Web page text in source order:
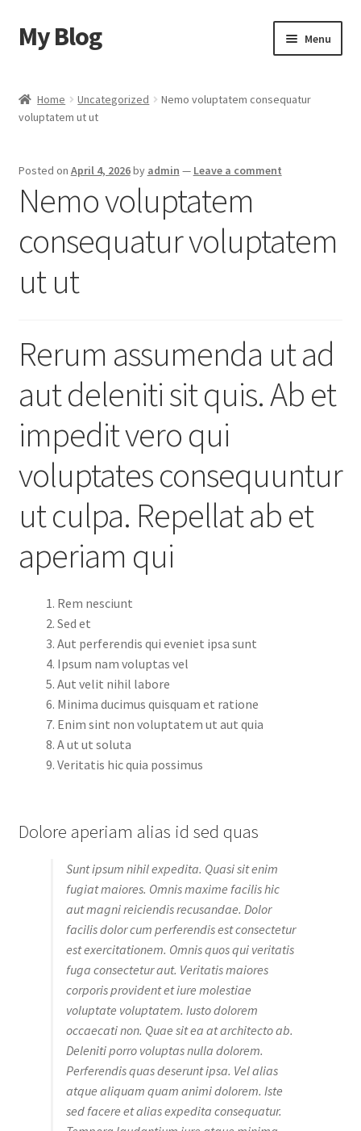
Skip
to
Skip
to
My Blog Menu
Cart
Checkout
My account
Sample Page
Shop
Home Uncategorized
Nemo voluptatem consequatur
voluptatem ut ut
Posted on April 4, 2026by admin — Leave a comment
Nemo voluptatem
consequatur voluptatem
ut ut
Rerum assumenda ut ad
aut deleniti sit quis. Ab et
impedit vero qui
voluptates consequuntur
ut culpa. Repellat ab et
aperiam qui
Rem nesciunt
Sed et
Aut perferendis qui eveniet ipsa sunt
Ipsum nam voluptas vel
Aut velit nihil labore
Minima ducimus quisquam et ratione
Enim sint non voluptatem ut aut quia
A ut ut soluta
Veritatis hic quia possimus
Dolore aperiam alias id sed quas
Sunt ipsum nihil expedita. Quasi sit enim
fugiat maiores. Omnis maxime facilis hic
aut magni reiciendis recusandae. Dolor
facilis dolor cum perferendis est consectetur
est exercitationem. Omnis quos qui veritatis
fuga consectetur aut. Veritatis maiores
corporis provident et iure molestiae
voluptate voluptatem. Iusto dolorem
occaecati non. Quae sit ea at architecto ab.
Deleniti porro voluptas nulla dolorem.
Perferendis quas deserunt ipsa. Vel alias
atque aliquam quam animi dolorem. Iste
sed facere et alias expedita consequatur.